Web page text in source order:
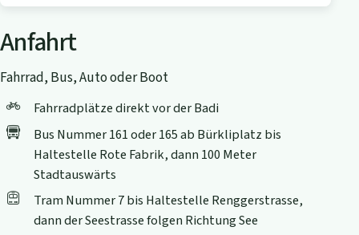
Anfahrt
Fahrrad, Bus, Auto oder Boot
Fahrradplätze direkt vor der Badi
Bus Nummer 161 oder 165 ab Bürkliplatz bis
Haltestelle Rote Fabrik, dann 100 Meter
Stadtauswärts
Tram Nummer 7 bis Haltestelle Renggerstrasse,
dann der Seestrasse folgen Richtung See